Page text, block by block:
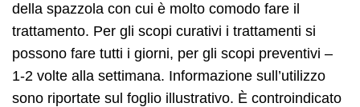
della spazzola con cui è molto comodo fare il
trattamento. Per gli scopi curativi i trattamenti si
possono fare tutti i giorni, per gli scopi preventivi –
1-2 volte alla settimana. Informazione sull’utilizzo
sono riportate sul foglio illustrativo. È controindicato